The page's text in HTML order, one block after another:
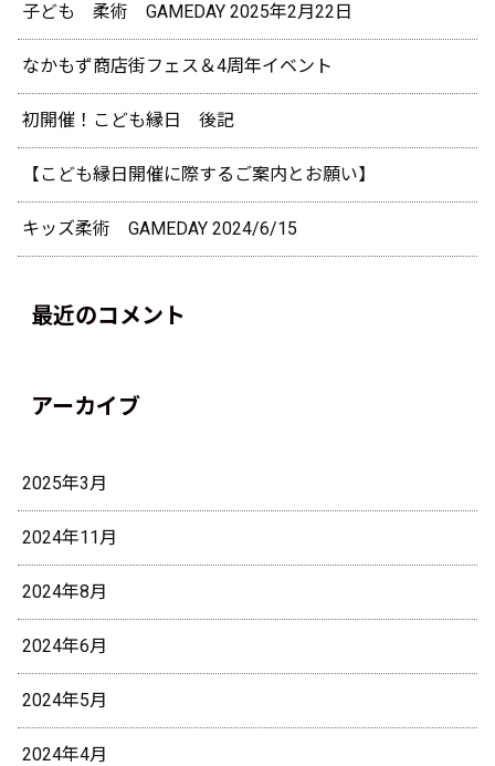
子ども 柔術 GAMEDAY 2025年2月22日
なかもず商店街フェス＆4周年イベント
初開催！こども縁日 後記
【こども縁日開催に際するご案内とお願い】
キッズ柔術 GAMEDAY 2024/6/15
最近のコメント
アーカイブ
2025年3月
2024年11月
2024年8月
2024年6月
2024年5月
2024年4月